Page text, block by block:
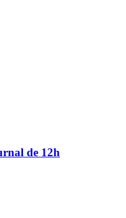
de 12h